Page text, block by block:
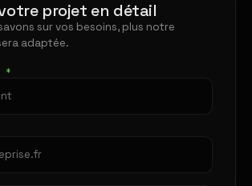
projet en détail
sur vos besoins, plus notre
adaptée.
*